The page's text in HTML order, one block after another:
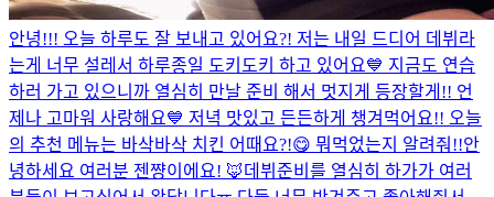
안녕!!! 오늘 하루도 잘 보내고 있어요?! 저는 내일 드디어 데뷔라
는게 너무 설레서 하루종일 도키도키 하고 있어요💙 지금도 연습
하러 가고 있으니까 열심히 만날 준비 해서 멋지게 등장할게!! 언
제나 고마워 사랑해요💙 저녁 맛있고 든든하게 챙겨먹어요!! 오늘
의 추천 메뉴는 바삭바삭 치킨 어때요?!😋 뭐먹었는지 알려줘!!안
녕하세요 여러분 젠쨩이에요! 🦊데뷔준비를 열심히 하가가 여러